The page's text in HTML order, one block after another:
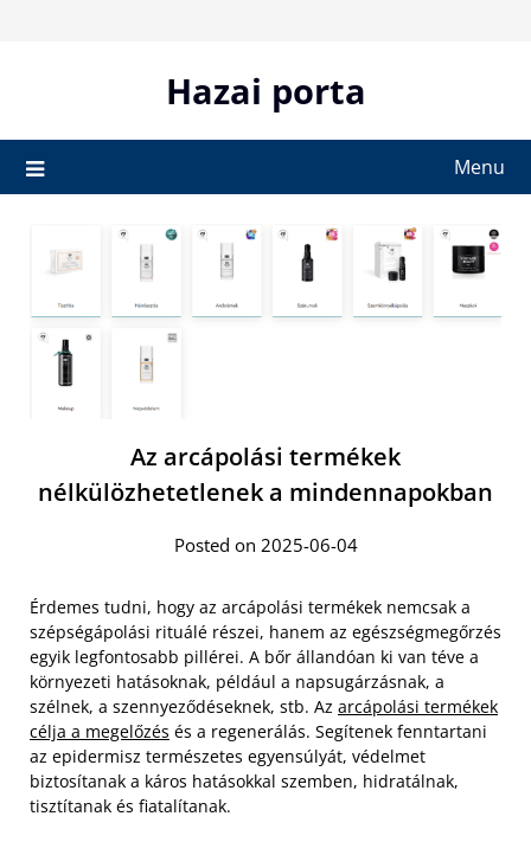
Hazai porta
Menu
Az arcápolási termékek
nélkülözhetetlenek a mindennapokban
Posted on 2025-06-04
Érdemes tudni, hogy az arcápolási termékek nemcsak a
szépségápolási rituálé részei, hanem az egészségmegőrzés
egyik legfontosabb pillérei. A bőr állandóan ki van téve a
környezeti hatásoknak, például a napsugárzásnak, a
szélnek, a szennyeződéseknek, stb. Az arcápolási termékek
célja a megelőzés és a regenerálás. Segítenek fenntartani
az epidermisz természetes egyensúlyát, védelmet
biztosítanak a káros hatásokkal szemben, hidratálnak,
tisztítanak és fiatalítanak.